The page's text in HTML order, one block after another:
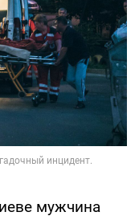
мужчина